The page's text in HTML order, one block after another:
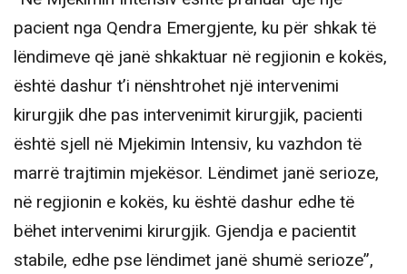
pacient nga Qendra Emergjente, ku për shkak të
lëndimeve që janë shkaktuar në regjionin e kokës,
është dashur t’i nënshtrohet një intervenimi
kirurgjik dhe pas intervenimit kirurgjik, pacienti
është sjell në Mjekimin Intensiv, ku vazhdon të
marrë trajtimin mjekësor. Lëndimet janë serioze,
në regjionin e kokës, ku është dashur edhe të
bëhet intervenimi kirurgjik. Gjendja e pacientit
stabile, edhe pse lëndimet janë shumë serioze”,